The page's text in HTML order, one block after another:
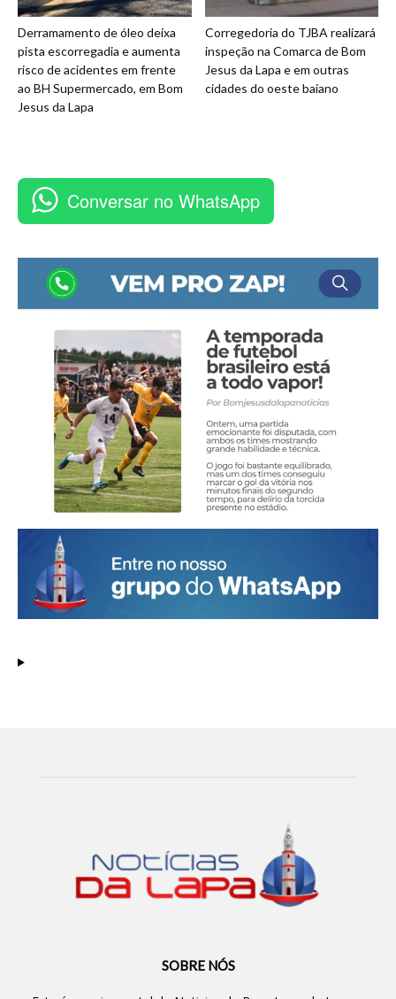
Derramamento de óleo deixa
pista escorregadia e aumenta
risco de acidentes em frente
ao BH Supermercado, em Bom
Jesus da Lapa
Corregedoria do TJBA realizará
inspeção na Comarca de Bom
Jesus da Lapa e em outras
cidades do oeste baiano
Conversar no WhatsApp
SOBRE NÓS